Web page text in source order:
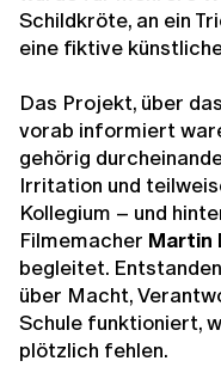
Schildkröte, an ein
eine fiktive
Das Projekt, über
vorab informiert
gehörig
Irritation und
Kollegium – und
Filmemacher Martin
begleitet.
über Macht,
Schule funktioniert,
plötzlich fehlen.